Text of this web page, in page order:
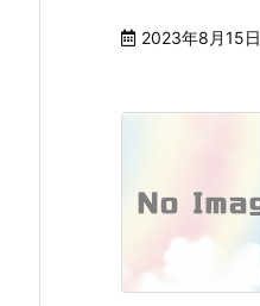
2023年8月15日